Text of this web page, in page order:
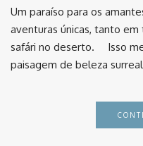
Um paraíso para os
aventuras únicas, tanto
safári no deserto. ⠀ Isso
paisagem de beleza